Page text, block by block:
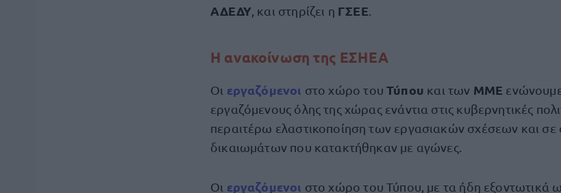
ΑΔΕΔΥ, και στηρίζει η ΓΣΕΕ.
Η ανακοίνωση της ΕΣΗΕΑ
Οι εργαζόμενοι στο χώρο τουΤύπου και των ΜΜΕ
εργαζόμενους όλης της χώρας ενάντια στις κυβερνητικές
περαιτέρω ελαστικοποίηση των εργασιακών σχέσεων και
δικαιωμάτων που κατακτήθηκαν με αγώνες.
Οι εργαζόμενοι στο χώρο του Τύπου, με τα ήδη εξοντωτικά